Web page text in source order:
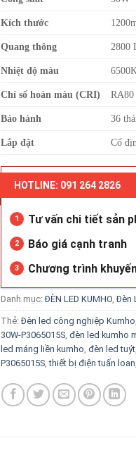
Kích thước
Quang thông 2800
Nhiệt độ màu
Chỉ số hoàn màu (CRI) RA80
Bảo hành 36
Lắp đặt Cố
HOTLINE: 091 264 2826
1 Tư vấn chi tiết sản
2 Báo giá cạnh tranh
3 Chương trình
Danh mục:ĐÈN LED KUMHO,Đèn
Thẻ:Đèn led công nghiệp Kumho
30W-P3065015S, đèn led kumho
led máng liền kumho, đèn led tuýt,
P3065015S,thiết bị điện tuấn loan